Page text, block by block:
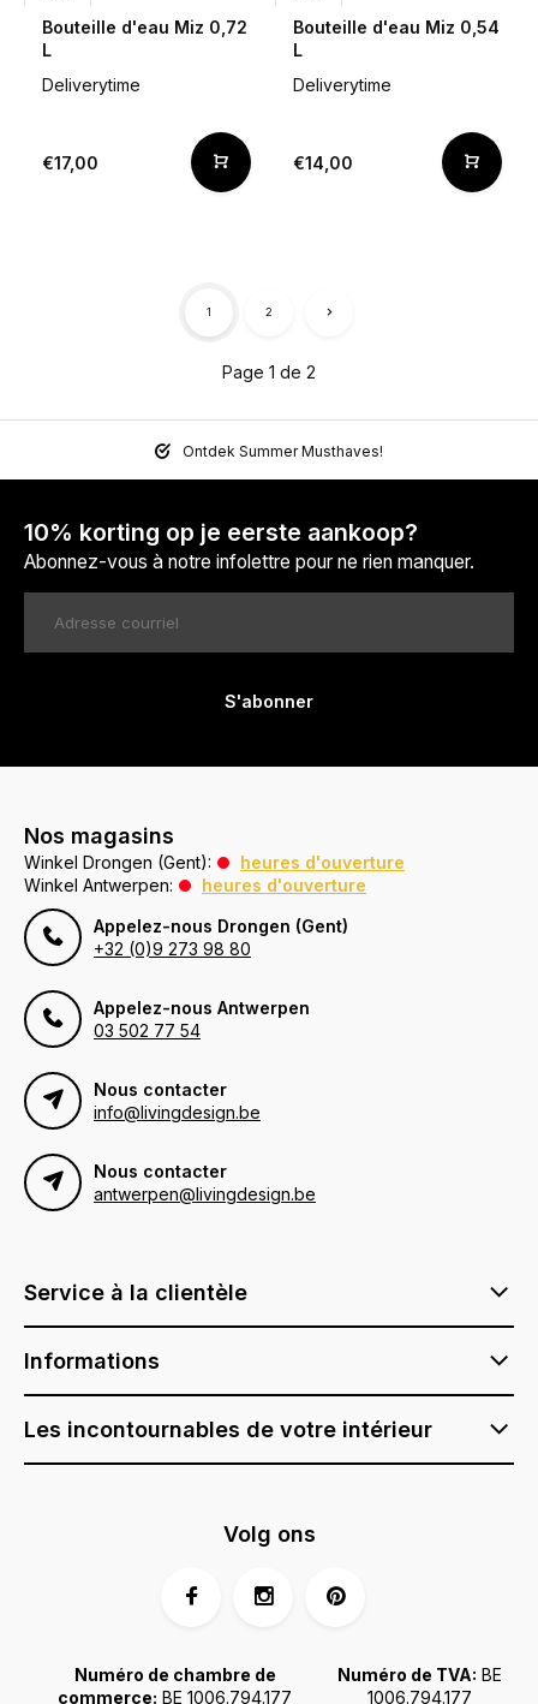
Bouteille d'eau Miz 0,72
L
Deliverytime
€17,00
Bouteille d'eau Miz 0,54
L
Deliverytime
€14,00
Page 1 de 2
1 2
Ontdek Summer Musthaves!
10% korting op je eerste aankoop?
Abonnez-vous à notre infolettre pour ne rien manquer.
S'abonner
Nos magasins
Winkel Drongen (Gent):
heures d'ouverture
Winkel Antwerpen:
heures d'ouverture
Appelez-nous Drongen (Gent)
+32 (0)9 273 98 80
Appelez-nous Antwerpen
03 502 77 54
Nous contacter
info@livingdesign.be
Nous contacter
antwerpen@livingdesign.be
Service à la clientèle
Informations
Les incontournables de votre intérieur
Numéro de chambre de
commerce: BE 1006.794.177
Numéro de TVA: BE
1006.794.177
Volg ons